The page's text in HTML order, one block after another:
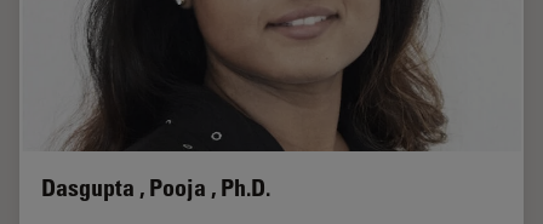
Dasgupta , Pooja , Ph.D.